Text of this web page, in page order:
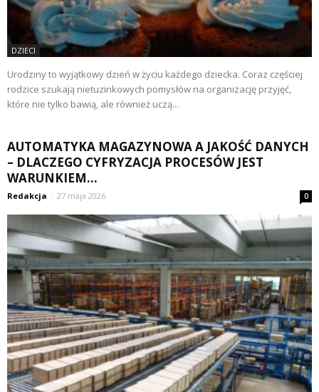
DZIECI
Urodziny to wyjątkowy dzień w życiu każdego dziecka. Coraz częściej
rodzice szukają nietuzinkowych pomysłów na organizację przyjęć,
które nie tylko bawią, ale również uczą...
AUTOMATYKA MAGAZYNOWA A JAKOŚĆ DANYCH
– DLACZEGO CYFRYZACJA PROCESÓW JEST
WARUNKIEM...
Redakcja - 27 maja 2026 0